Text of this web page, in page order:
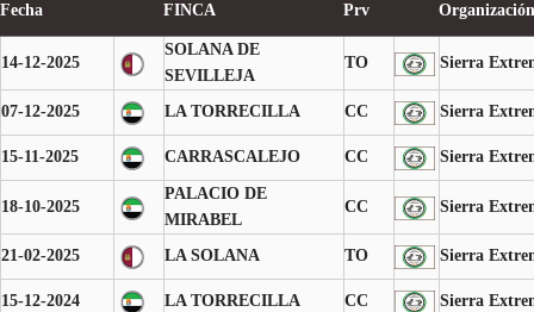
Fecha FINCA Prv Organización
14-12-2025
SOLANA DE
SEVILLEJA
TO Sierra
07-12-2025 LA TORRECILLA CC Sierra
15-11-2025 CARRASCALEJO CC Sierra
18-10-2025
PALACIO DE
MIRABEL
CC Sierra
21-02-2025 LA SOLANA TO Sierra
15-12-2024 LA TORRECILLA CC Sierra